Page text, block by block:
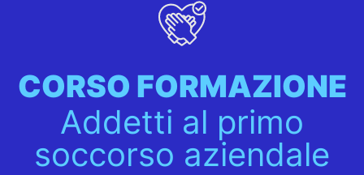
CORSO FORMAZIONE
Addetti al primo
soccorso aziendale